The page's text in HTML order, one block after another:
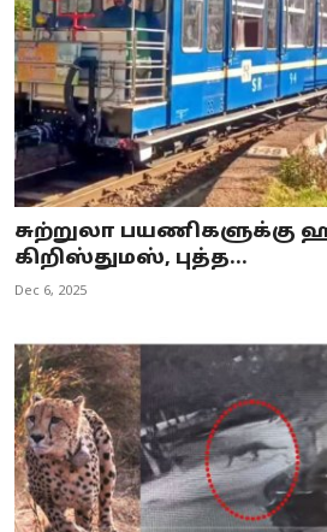
சுற்றுலா பயணிகளுக்கு
கிறிஸ்துமஸ், புத்த...
Dec 6, 2025